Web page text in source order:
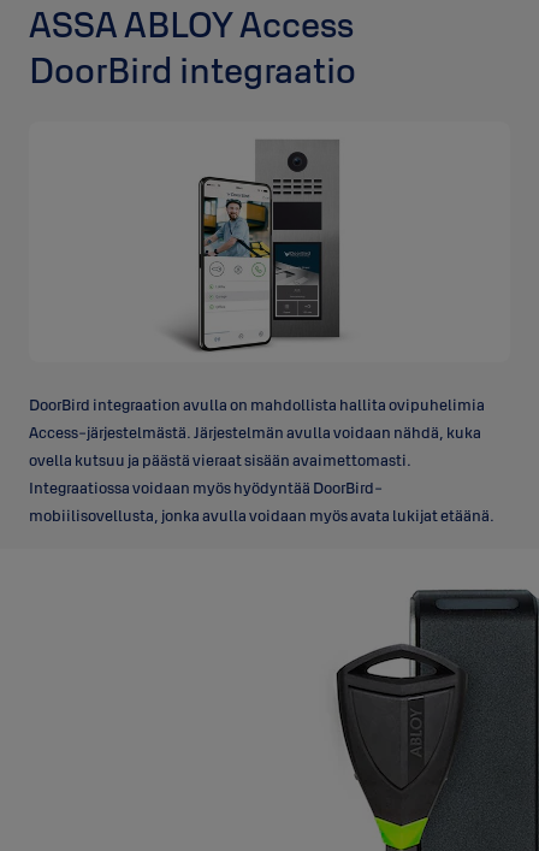
ASSA ABLOY Access
DoorBird integraatio
DoorBird integraation avulla on mahdollista hallita ovipuhelimia
Access-järjestelmästä. Järjestelmän avulla voidaan nähdä, kuka
ovella kutsuu ja päästä vieraat sisään avaimettomasti.
Integraatiossa voidaan myös hyödyntää DoorBird-
mobiilisovellusta, jonka avulla voidaan myös avata lukijat etäänä.